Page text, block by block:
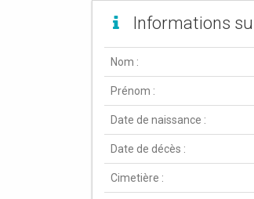
Informations
Nom :
Prénom :
Date de naissance :
Date de décès :
Cimetière :